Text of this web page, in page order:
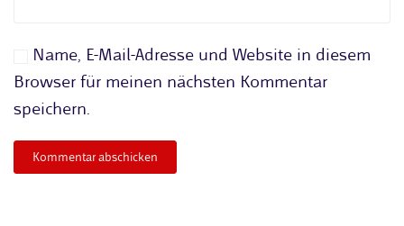
Name, E-Mail-Adresse und Website in diesem
Browser für meinen nächsten Kommentar
speichern.
Kommentar abschicken